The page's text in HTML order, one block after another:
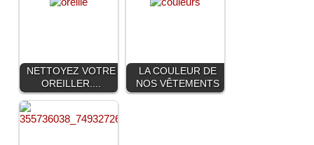
NETTOYEZ VOTRE
OREILLER....
LA COULEUR DE
NOS VÊTEMENTS